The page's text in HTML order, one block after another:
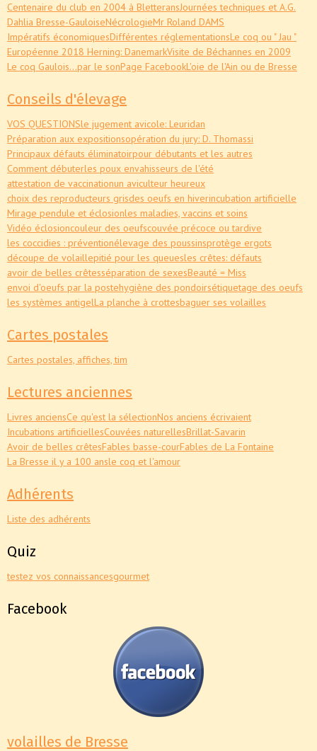
Centenaire du club en 2004 à BletteransJournées techniques et A.G.
Dahlia Bresse-GauloiseNécrologieMr Roland DAMS
Impératifs économiquesDifférentes réglementationsLe coq ou " Jau "
Européenne 2018 Herning: DanemarkVisite de Béchannes en 2009
Le coq Gaulois...par le sonPage FacebookL'oie de l'Ain ou de Bresse
Conseils d'élevage
VOS QUESTIONSle jugement avicole: Leuridan
Préparation aux expositionsopération du jury: D. Thomassi
Principaux défauts éliminatoirpour débutants et les autres
Comment débuterles poux envahisseurs de l'été
attestation de vaccinationun aviculteur heureux
choix des reproducteurs grisdes oeufs en hiverincubation artificielle
Mirage pendule et éclosionles maladies, vaccins et soins
Vidéo éclosioncouleur des oeufscouvée précoce ou tardive
les coccidies : préventionélevage des poussinsprotège ergots
découpe de volaillepitié pour les queuesles crêtes: défauts
avoir de belles crêtesséparation de sexesBeauté = Miss
envoi d'oeufs par la postehygiène des pondoirsétiquetage des oeufs
les systèmes antigelLa planche à crottesbaguer ses volailles
Cartes postales
Cartes postales, affiches, tim
Lectures anciennes
Livres anciensCe qu'est la sélectionNos anciens écrivaient
Incubations artificiellesCouvées naturellesBrillat-Savarin
Avoir de belles crêtesFables basse-courFables de La Fontaine
La Bresse il y a 100 ansle coq et l'amour
Adhérents
Liste des adhérents
Quiz
testez vos connaissancesgourmet
Facebook
volailles de Bresse